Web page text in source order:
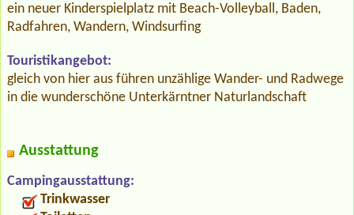
ein neuer Kinderspielplatz mit Beach-Volleyball, Baden,
Radfahren, Wandern, Windsurfing
Touristikangebot:
gleich von hier aus führen unzählige Wander- und Radwege
in die wunderschöne Unterkärntner Naturlandschaft
Ausstattung
Campingausstattung:
Trinkwasser